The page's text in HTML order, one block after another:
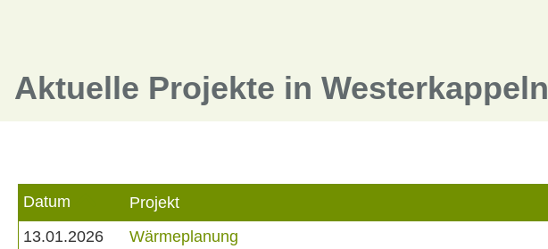
Aktuelle Projekte in Westerkappeln
Datum
Projekt
13.01.2026
Wärmeplanung